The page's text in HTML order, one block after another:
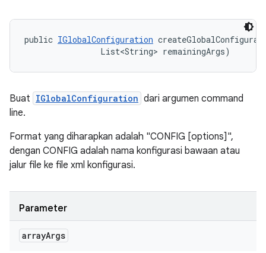
public IGlobalConfiguration
                List<String> remainingArgs)
Buat IGlobalConfiguration dari argumen command
line.
Format yang diharapkan adalah "CONFIG [options]",
dengan CONFIG adalah nama konfigurasi bawaan atau
jalur file ke file xml konfigurasi.
Parameter
arrayArgs